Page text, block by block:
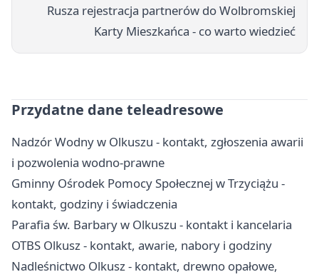
Rusza rejestracja partnerów do Wolbromskiej
Karty Mieszkańca - co warto wiedzieć
Przydatne dane teleadresowe
Nadzór Wodny w Olkuszu - kontakt, zgłoszenia awarii
i pozwolenia wodno-prawne
Gminny Ośrodek Pomocy Społecznej w Trzyciążu -
kontakt, godziny i świadczenia
Parafia św. Barbary w Olkuszu - kontakt i kancelaria
OTBS Olkusz - kontakt, awarie, nabory i godziny
Nadleśnictwo Olkusz - kontakt, drewno opałowe,